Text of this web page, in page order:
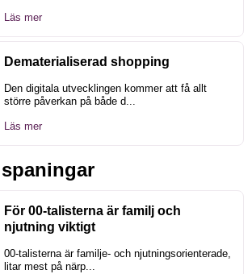
Läs mer
Dematerialiserad shopping
Den digitala utvecklingen kommer att få allt
större påverkan på både d...
Läs mer
För 00-talisterna är familj och
njutning viktigt
00-talisterna är familje- och njutningsorienterade,
litar mest på närp...